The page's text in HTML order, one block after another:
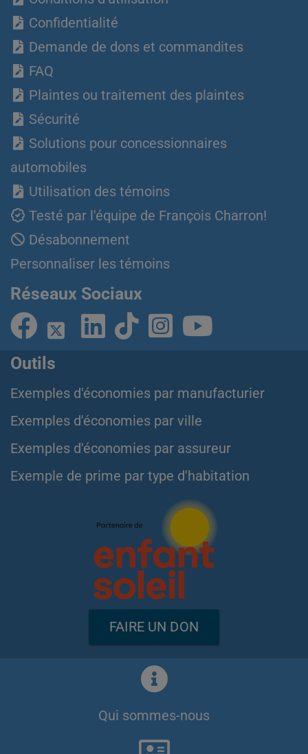
Confidentialité
Demande de dons et commandites
FAQ
Plaintes ou traitement des plaintes
Sécurité
Solutions pour concessionnaires
automobiles
Utilisation des témoins
Testé par l'équipe de François Charron!
Désabonnement
Personnaliser les témoins
Réseaux Sociaux
Outils
Exemples d'économies par manufacturier
Exemples d'économies par ville
Exemples d'économies par assureur
Exemple de prime par type d'habitation
FAIRE UN DON
Qui sommes-nous